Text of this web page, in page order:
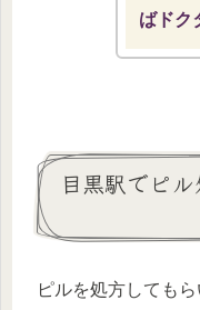
ばドク
目黒駅でピ
ピルを処方しても